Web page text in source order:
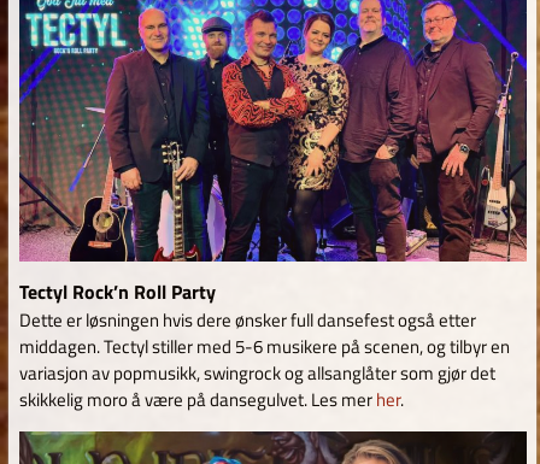
Tectyl Rock’n Roll Party
Dette er løsningen hvis dere ønsker full dansefest også etter
middagen. Tectyl stiller med 5-6 musikere på scenen, og tilbyr en
variasjon av popmusikk, swingrock og allsanglåter som gjør det
skikkelig moro å være på dansegulvet. Les merher.